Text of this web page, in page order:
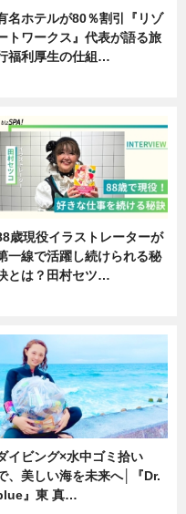
名ホテルが80％割引『リゾ
トワークス』代表が語る旅
福利厚生の仕組…
歳現役イラストレーターが
一線で活躍し続けられる秘
とは？田村セツ…
イビング×水中ゴミ拾い
、美しい海を未来へ│『Dr.
』東 真…